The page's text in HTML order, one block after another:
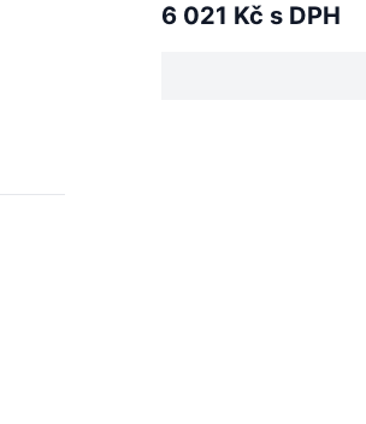
6 021 Kč s DPH